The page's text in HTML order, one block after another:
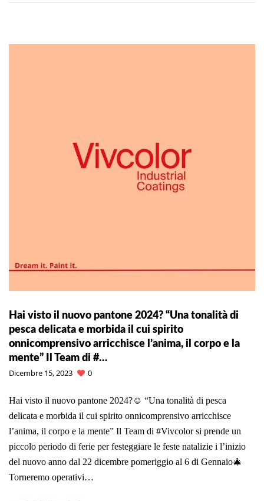
Hai visto il nuovo pantone 2024? “Una tonalità di
pesca delicata e morbida il cui spirito
onnicomprensivo arricchisce l’anima, il corpo e la
mente” Il Team di #…
Dicembre 15, 2023
0
Hai visto il nuovo pantone 2024?☺️ “Una tonalità di pesca
delicata e morbida il cui spirito onnicomprensivo arricchisce
l’anima, il corpo e la mente” Il Team di #Vivcolor si prende un
piccolo periodo di ferie per festeggiare le feste natalizie i l’inizio
del nuovo anno dal 22 dicembre pomeriggio al 6 di Gennaio🎄
Torneremo operativi…